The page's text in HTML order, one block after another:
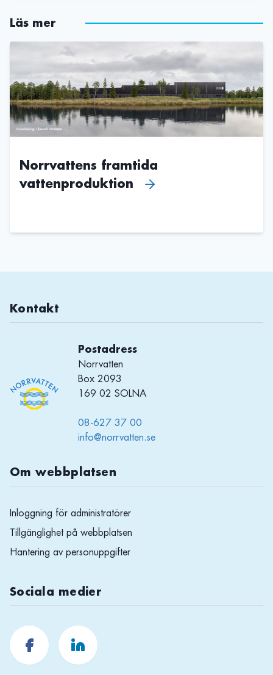
Läs mer
Norrvattens framtida
vattenproduktion
Kontakt
Postadress
Norrvatten
Box 2093
169 02 SOLNA
08-627 37 00
info@norrvatten.se
Om webbplatsen
Inloggning för administratörer
Tillgänglighet på webbplatsen
Hantering av personuppgifter
Sociala medier